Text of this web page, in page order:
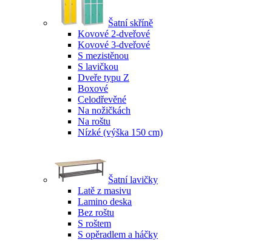
Šatní skříně
Kovové 2-dveřové
Kovové 3-dveřové
S mezistěnou
S lavičkou
Dveře typu Z
Boxové
Celodřevěné
Na nožičkách
Na roštu
Nízké (výška 150 cm)
Šatní lavičky
Latě z masivu
Lamino deska
Bez roštu
S roštem
S opěradlem a háčky